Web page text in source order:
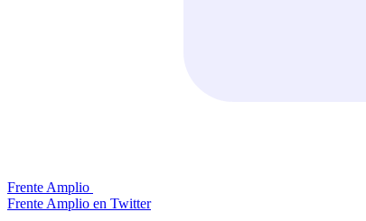
Frente Amplio
Frente Amplio en Twitter